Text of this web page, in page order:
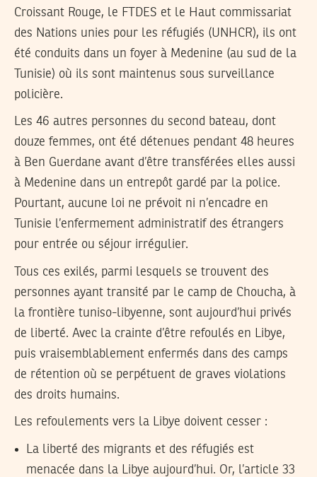
Croissant Rouge, le FTDES et le Haut commissariat
des Nations unies pour les réfugiés (UNHCR), ils ont
été conduits dans un foyer à Medenine (au sud de la
Tunisie) où ils sont maintenus sous surveillance
policière.
Les 46 autres personnes du second bateau, dont
douze femmes, ont été détenues pendant 48 heures
à Ben Guerdane avant d’être transférées elles aussi
à Medenine dans un entrepôt gardé par la police.
Pourtant, aucune loi ne prévoit ni n’encadre en
Tunisie l’enfermement administratif des étrangers
pour entrée ou séjour irrégulier.
Tous ces exilés, parmi lesquels se trouvent des
personnes ayant transité par le camp de Choucha, à
la frontière tuniso-libyenne, sont aujourd’hui privés
de liberté. Avec la crainte d’être refoulés en Libye,
puis vraisemblablement enfermés dans des camps
de rétention où se perpétuent de graves violations
des droits humains.
Les refoulements vers la Libye doivent cesser :
La liberté des migrants et des réfugiés est
menacée dans la Libye aujourd’hui. Or, l’article 33